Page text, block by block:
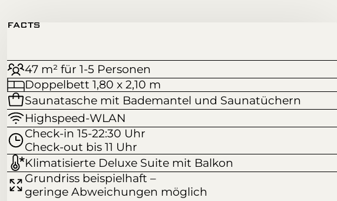
FACTS
47 m² für 1-5 Personen
Doppelbett 1,80 x 2,10 m
Saunatasche mit Bademantel und Saunatüchern
Highspeed-WLAN
Check-in 15-22:30 Uhr
Check-out bis 11 Uhr
Klimatisierte Deluxe Suite mit Balkon
Grundriss beispielhaft –
geringe Abweichungen möglich